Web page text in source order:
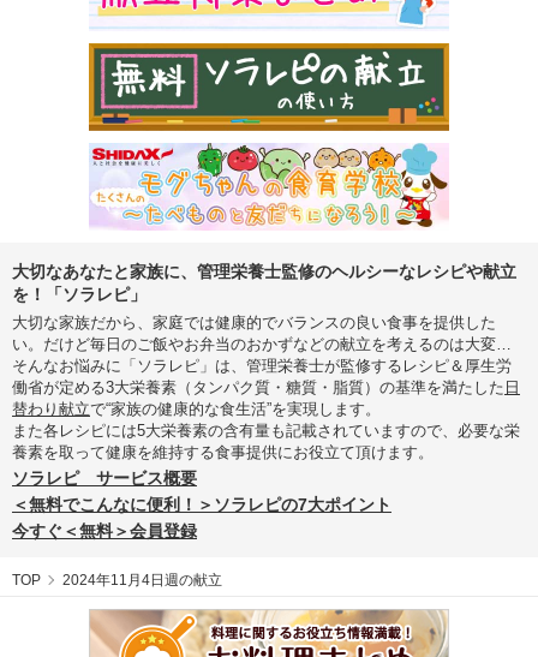
大切なあなたと家族に、管理栄養士監修のヘルシーなレシピや献立
を！「ソラレピ」
大切な家族だから、家庭では健康的でバランスの良い食事を提供した
い。だけど毎日のご飯やお弁当のおかずなどの献立を考えるのは大変…
そんなお悩みに「ソラレピ」は、管理栄養士が監修するレシピ＆厚生労
働省が定める3大栄養素（タンパク質・糖質・脂質）の基準を満たした 日
替わり献立で“家族の健康的な食生活”を実現します。
また各レシピには5大栄養素の含有量も記載されていますので、必要な栄
養素を取って健康を維持する食事提供にお役立て頂けます。
ソラレピ サービス概要
＜無料でこんなに便利！＞ソラレピの7大ポイント
今すぐ＜無料＞会員登録
TOP 2024年11月4日週の献立